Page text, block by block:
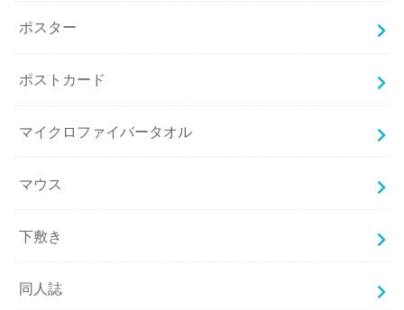
ポスター
ポストカード
マイクロファイバータオル
マウス
下敷き
同人誌